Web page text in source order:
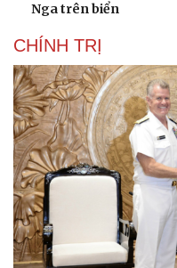
Nga trên biển
CHÍNH TRỊ